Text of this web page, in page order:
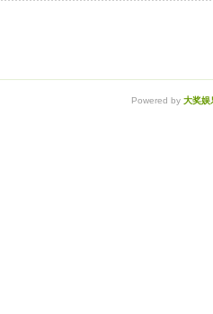
Powered by 大奖娱